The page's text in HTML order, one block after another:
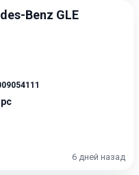
Benz GLE
6 дней назад